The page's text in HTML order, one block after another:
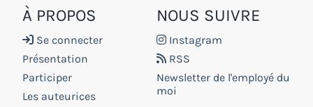
À PROPOS
Se connecter
Présentation
Participer
Les auteurices
NOUS SUIVRE
Instagram
RSS
Newsletter de l'employé du
moi